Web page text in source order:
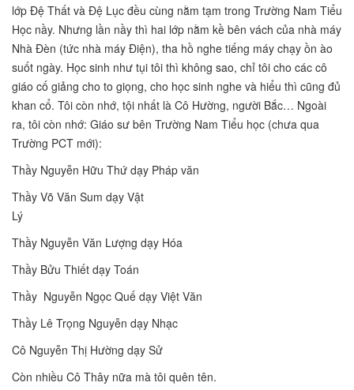
lớp Đệ Thất và Đệ Lục đều cùng nằm tạm trong Trường Nam Tiểu
Học nầy. Nhưng lần nầy thì hai lớp nằm kề bên vách của nhà máy
Nhà Đèn (tức nhà máy Điện), tha hồ nghe tiếng máy chạy ồn ào
suốt ngày. Học sinh như tụi tôi thì không sao, chỉ tôi cho các cô
giáo cố giảng cho to giọng, cho học sinh nghe và hiểu thì cũng đủ
khan cổ. Tôi còn nhớ, tội nhất là Cô Hường, người Bắc… Ngoài
ra, tôi còn nhớ: Giáo sư bên Trường Nam Tiểu học (chưa qua
Trường PCT mới):
Thầy Nguyễn Hữu Thứ dạy Pháp văn
Thầy Võ Văn Sum dạy Vật
Lý
Thầy Nguyễn Văn Lượng dạy Hóa
Thầy Bửu Thiết dạy Toán
Thầy Nguyễn Ngọc Quế dạy Việt Văn
Thầy Lê Trọng Nguyễn dạy Nhạc
Cô Nguyễn Thị Hường dạy Sử
Còn nhiều Cô Thây nữa mà tôi quên tên.